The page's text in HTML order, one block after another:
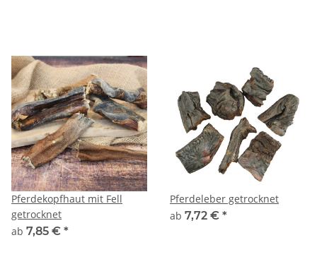
Pferdekopfhaut mit Fell
getrocknet
ab 7,85 € *
Pferdeleber getrocknet
ab 7,72 € *